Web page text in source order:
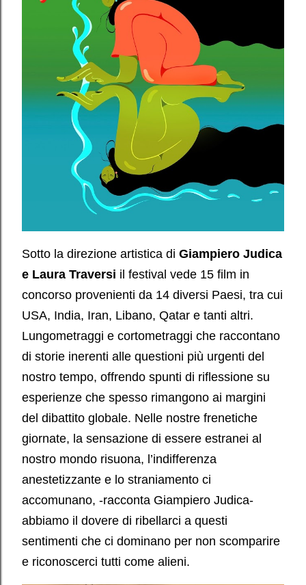
Sotto la direzione artistica di Giampiero Judica
e Laura Traversi il festival vede 15 film in
concorso provenienti da 14 diversi Paesi, tra cui
USA, India, Iran, Libano, Qatar e tanti altri.
Lungometraggi e cortometraggi che raccontano
di storie inerenti alle questioni più urgenti del
nostro tempo, offrendo spunti di riflessione su
esperienze che spesso rimangono ai margini
del dibattito globale. Nelle nostre frenetiche
giornate, la sensazione di essere estranei al
nostro mondo risuona, l’indifferenza
anestetizzante e lo straniamento ci
accomunano, -racconta Giampiero Judica-
abbiamo il dovere di ribellarci a questi
sentimenti che ci dominano per non scomparire
e riconoscerci tutti come alieni.